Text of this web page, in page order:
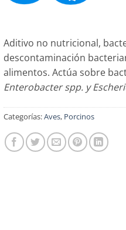
Aditivo no nutricional,
descontaminación
alimentos. Actúa sobre
Enterobacter spp. y
Categorías:Aves, Porcinos